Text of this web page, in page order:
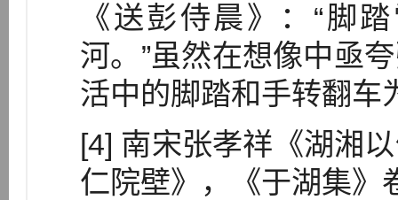
《送彭侍晨》：“脚
河。”虽然在想像中亟
活中的脚踏和手转翻车
[4] 南宋张孝祥《湖湘
仁院壁》，《于湖集》